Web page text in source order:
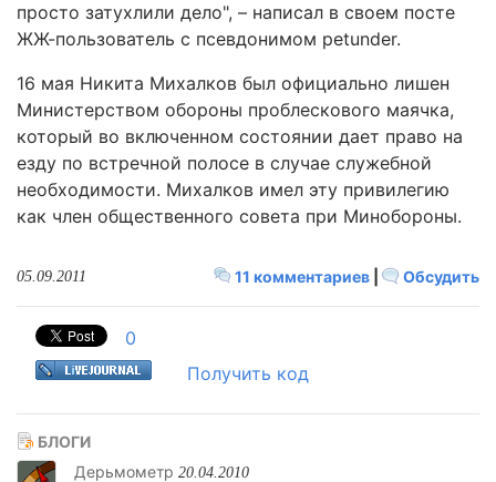
просто затухлили дело", – написал в своем посте
ЖЖ-пользователь с псевдонимом petunder.
16 мая Никита Михалков был официально лишен
Министерством обороны проблескового маячка,
который во включенном состоянии дает право на
езду по встречной полосе в случае служебной
необходимости. Михалков имел эту привилегию
как член общественного совета при Минобороны.
11 комментариев Обсудить
05.09.2011
0
Получить код
БЛОГИ
Дерьмометр 20.04.2010